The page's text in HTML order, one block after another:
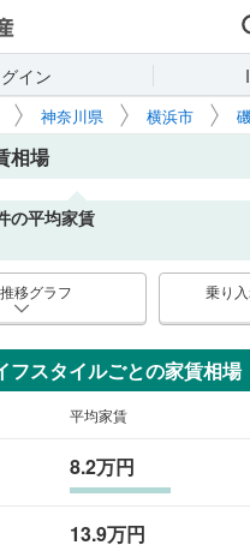
イン
神奈川県 横浜市
相場
の平均家賃
移グラフ 乗り
フスタイルごとの家賃相場
平均家賃
8.2万円
13.9万円